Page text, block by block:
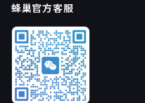
蜂巢官方客服